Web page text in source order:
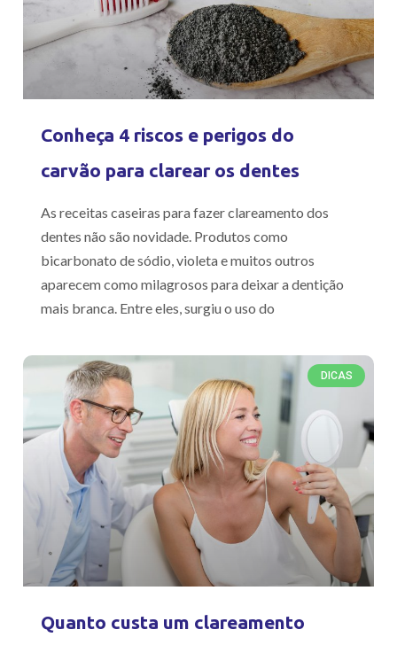
Conheça 4 riscos e perigos do
carvão para clarear os dentes
As receitas caseiras para fazer clareamento dos
dentes não são novidade. Produtos como
bicarbonato de sódio, violeta e muitos outros
aparecem como milagrosos para deixar a dentição
mais branca. Entre eles, surgiu o uso do
DICAS
Quanto custa um clareamento